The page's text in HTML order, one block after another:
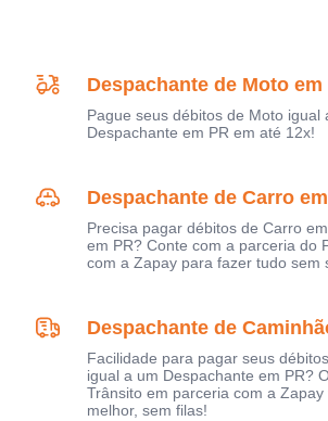
Despachante de Moto em
Pague seus débitos de Moto igual
Despachante em PR em até 12x!
Despachante de Carro
Precisa pagar débitos de Carro
em PR? Conte com a parceria do
com a Zapay para fazer tudo sem
Despachante de
Facilidade para pagar seus
igual a um Despachante em PR?
Trânsito em parceria com a
melhor, sem filas!